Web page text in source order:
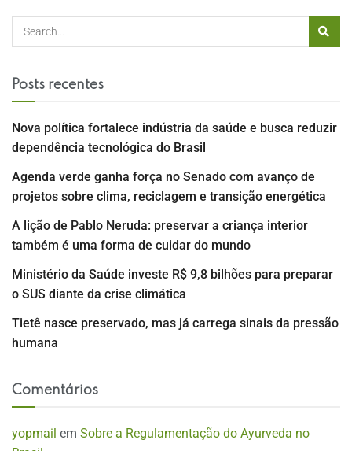
Posts recentes
Nova política fortalece indústria da saúde e busca reduzir
dependência tecnológica do Brasil
Agenda verde ganha força no Senado com avanço de
projetos sobre clima, reciclagem e transição energética
A lição de Pablo Neruda: preservar a criança interior
também é uma forma de cuidar do mundo
Ministério da Saúde investe R$ 9,8 bilhões para preparar
o SUS diante da crise climática
Tietê nasce preservado, mas já carrega sinais da pressão
humana
Comentários
yopmail em Sobre a Regulamentação do Ayurveda no